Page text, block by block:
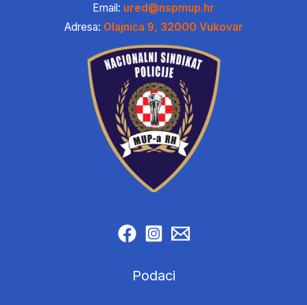
Email: ured@nspmup.hr
Adresa: Olajnica 9, 32000 Vukovar
Podaci